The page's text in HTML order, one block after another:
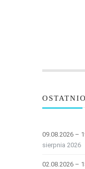
09.08.2026 –
sierpnia 2026
02.08.2026 –